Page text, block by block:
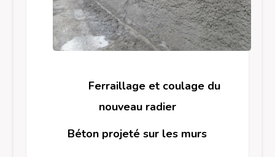
Ferraillage et coulage du
nouveau radier
Béton projeté sur les murs